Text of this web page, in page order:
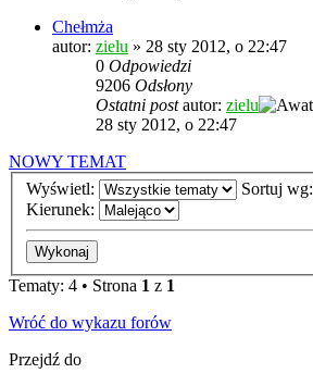
Chełmża
autor: zielu » 28 sty 2012, o 22:47
0 Odpowiedzi
9206 Odsłony
Ostatni postautor: zielu
28 sty 2012, o 22:47
NOWY TEMAT
Wyświetl:
Sortuj wg:
Kierunek:
Tematy: 4 • Strona 1 z 1
Wróć do wykazu forów
Przejdź do